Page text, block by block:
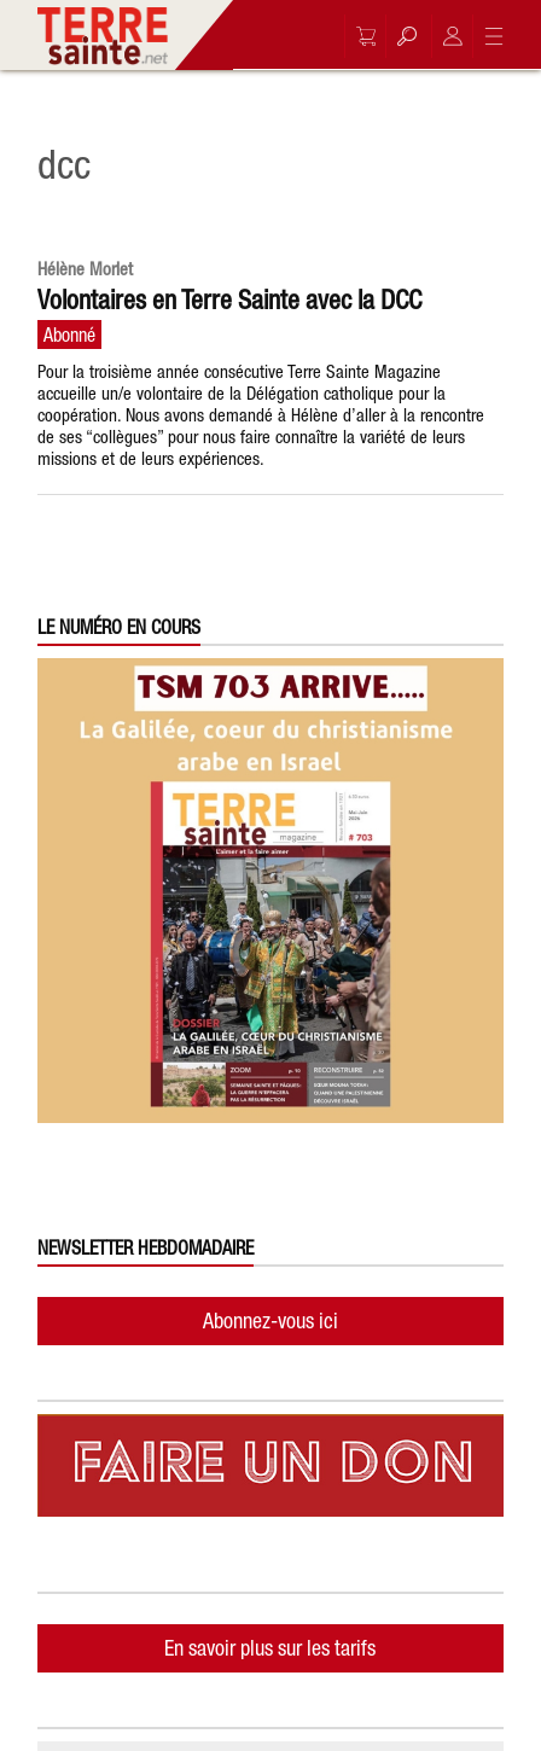
dcc
Hélène Morlet
Volontaires en Terre Sainte avec la DCC
Pour la troisième année consécutive Terre Sainte Magazine
accueille un/e volontaire de la Délégation catholique pour la
coopération. Nous avons demandé à Hélène d’aller à la rencontre
de ses “collègues” pour nous faire connaître la variété de leurs
missions et de leurs expériences.
LE NUMÉRO EN COURS
NEWSLETTER HEBDOMADAIRE
Abonnez-vous ici
En savoir plus sur les tarifs